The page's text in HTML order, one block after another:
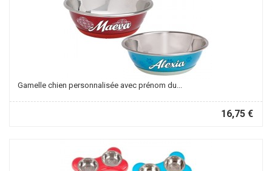
Gamelle chien personnalisée avec prénom du...
16,75 €